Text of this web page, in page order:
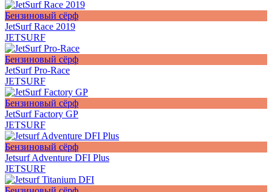
Бензиновый сёрф
JetSurf Race 2019
JETSURF
Бензиновый сёрф
JetSurf Pro-Race
JETSURF
Бензиновый сёрф
JetSurf Factory GP
JETSURF
Бензиновый сёрф
Jetsurf Adventure DFI Plus
JETSURF